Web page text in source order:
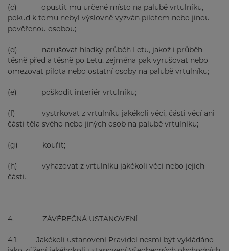
(c) opustit mu určené místo na palubě vrtulníku,
pokud k tomu nebyl výslovně vyzván pilotem nebo jinou
pověřenou osobou;
(d) narušovat hladký průběh Letu, jakož i průběh
těsně před a těsně po Letu, zejména pak vyrušovat nebo
omezovat pilota nebo ostatní osoby na palubě vrtulníku;
(e) poškodit interiér vrtulníku;
(f) vystrkovat z vrtulníku jakékoli věci, části věcí ani
části těla svého nebo jiných osob na palubě vrtulníku;
(g) kouřit;
(h) vyhazovat z vrtulníku jakékoli věci nebo jejich
části.
4. ZÁVĚREČNÁ USTANOVENÍ
4.1. Jakékoli ustanovení Pravidel nesmí být vykládáno